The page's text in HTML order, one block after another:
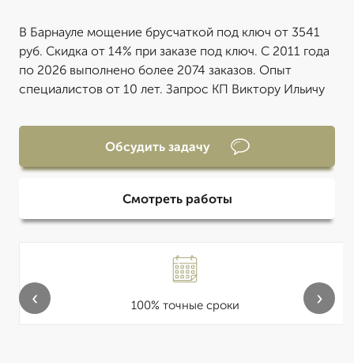
В Барнауле мощение брусчаткой под ключ от 3541
руб. Скидка от 14% при заказе под ключ. С 2011 года
по 2026 выполнено более 2074 заказов. Опыт
специалистов от 10 лет. Запрос КП Виктору Ильичу
Обсудить задачу
Смотреть работы
100% точные сроки
‹ ›